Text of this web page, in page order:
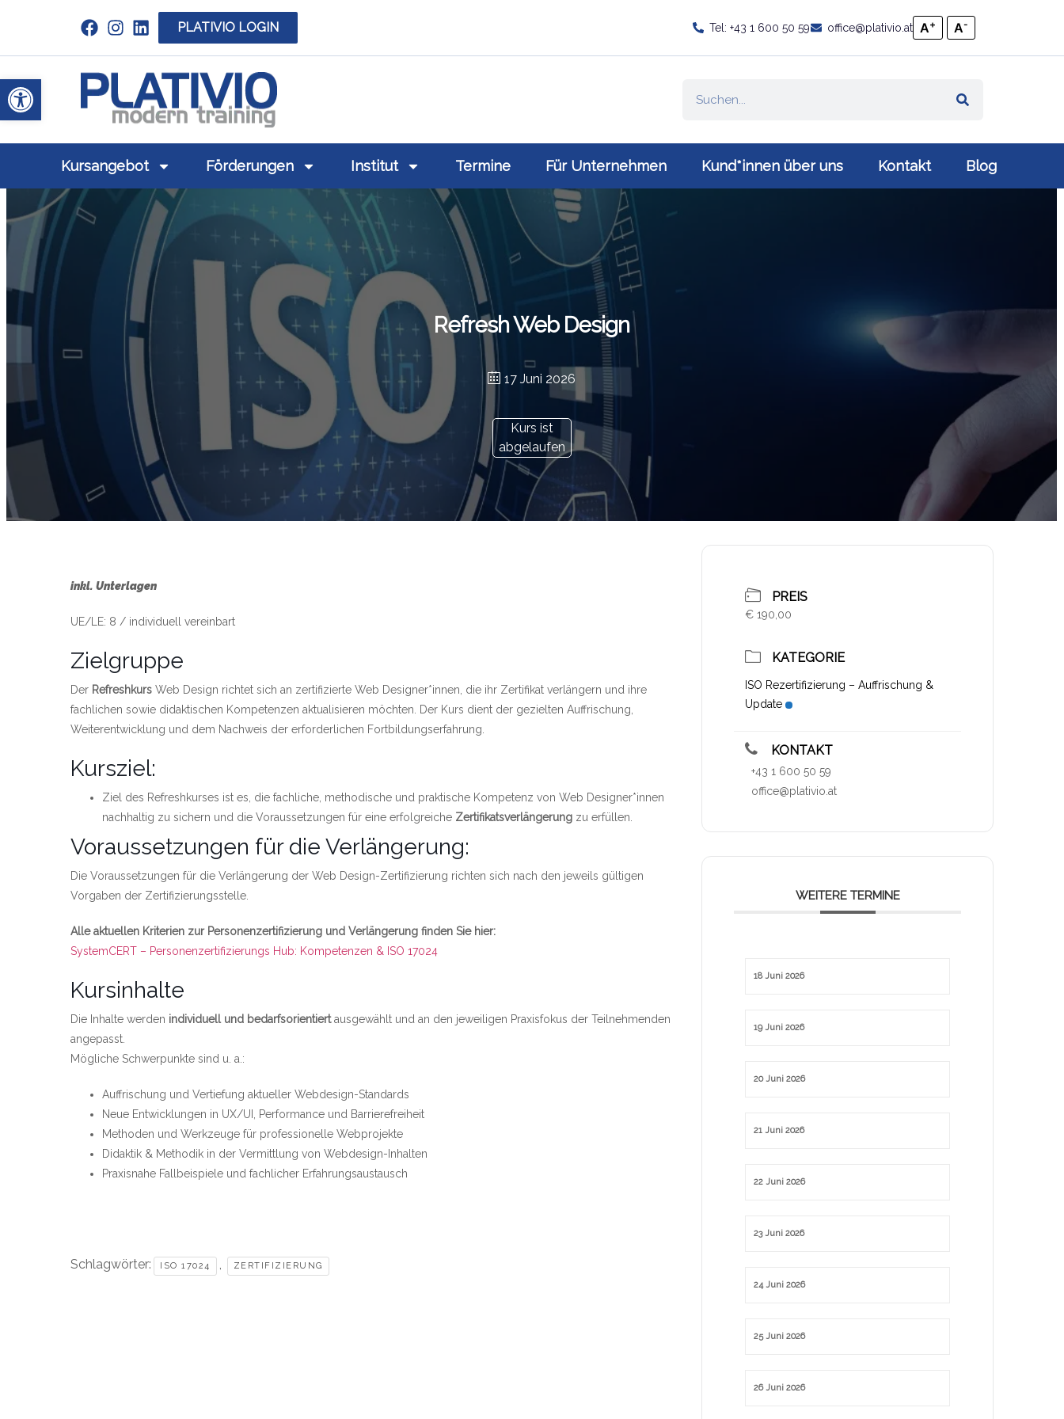
Werkzeugleiste öffnen
Link zu https://www.linkedin.com/company/plativio-modern-training-gmbh/
PLATIVIO LOGIN Tel: +43 1 600 50 59 office@plativio.at A+ A-
Link zu https://www.plativio.at
Kursangebot Förderungen Institut Termine Für Unternehmen Kund*innen über uns Kontakt Blog
Refresh Web Design
17 Juni 2026
Kurs ist
abgelaufen
inkl. Unterlagen
UE/LE: 8 / individuell vereinbart
Zielgruppe
Der Refreshkurs Web Design richtet sich an zertifizierte Web Designer*innen, die ihr Zertifikat verlängern und ihre
fachlichen sowie didaktischen Kompetenzen aktualisieren möchten. Der Kurs dient der gezielten Auffrischung,
Weiterentwicklung und dem Nachweis der erforderlichen Fortbildungserfahrung.
Kursziel:
Ziel des Refreshkurses ist es, die fachliche, methodische und praktische Kompetenz von Web Designer*innen
nachhaltig zu sichern und die Voraussetzungen für eine erfolgreiche Zertifikatsverlängerung zu erfüllen.
Voraussetzungen für die Verlängerung:
Die Voraussetzungen für die Verlängerung der Web Design-Zertifizierung richten sich nach den jeweils gültigen
Vorgaben der Zertifizierungsstelle.
Alle aktuellen Kriterien zur Personenzertifizierung und Verlängerung finden Sie hier:
Link zu https://www.systemcert.at/zertifizierungen/personenzertifizierungs-hub
SystemCERT – Personenzertifizierungs Hub: Kompetenzen & ISO 17024
Kursinhalte
Die Inhalte werden individuell und bedarfsorientiertausgewählt und an den jeweiligen Praxisfokus der Teilnehmenden
angepasst.
Mögliche Schwerpunkte sind u. a.:
Auffrischung und Vertiefung aktueller Webdesign-Standards
Neue Entwicklungen in UX/UI, Performance und Barrierefreiheit
Methoden und Werkzeuge für professionelle Webprojekte
Didaktik & Methodik in der Vermittlung von Webdesign-Inhalten
Praxisnahe Fallbeispiele und fachlicher Erfahrungsaustausch
Schlagwörter: ISO 17024 , ZERTIFIZIERUNG
PREIS
€ 190,00
KATEGORIE
ISO Rezertifizierung – Auffrischung &
Update
KONTAKT
+43 1 600 50 59
office@plativio.at
WEITERE TERMINE
18 Juni 2026
19 Juni 2026
20 Juni 2026
21 Juni 2026
22 Juni 2026
23 Juni 2026
24 Juni 2026
25 Juni 2026
26 Juni 2026